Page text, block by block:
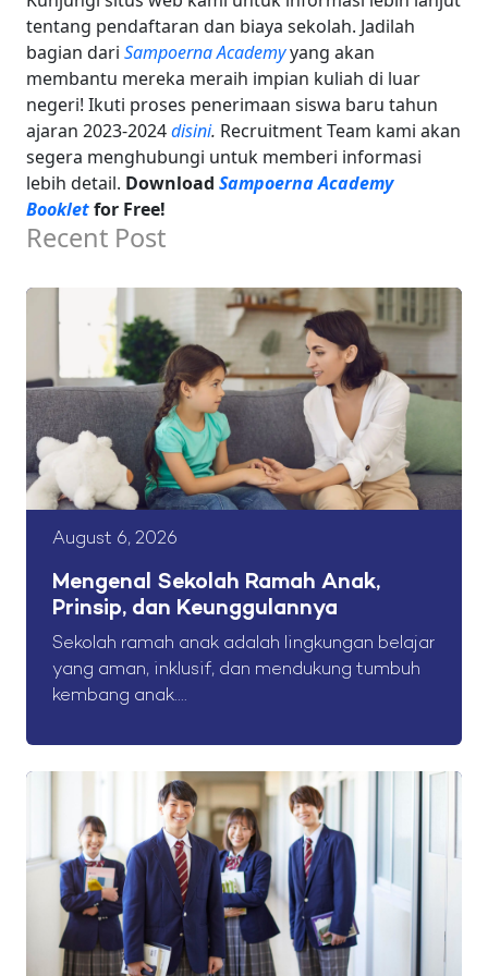
tentang pendaftaran dan biaya sekolah. Jadilah
bagian dari Sampoerna Academyyang akan
membantu mereka meraih impian kuliah di luar
negeri! Ikuti proses penerimaan siswa baru tahun
ajaran 2023-2024disini. Recruitment Team kami akan
segera menghubungi untuk memberi informasi
lebih detail. Download Sampoerna Academy
Bookletfor Free!
Recent Post
August 6, 2026
Mengenal Sekolah Ramah Anak,
Prinsip, dan Keunggulannya
Sekolah ramah anak adalah lingkungan belajar
yang aman, inklusif, dan mendukung tumbuh
kembang anak....